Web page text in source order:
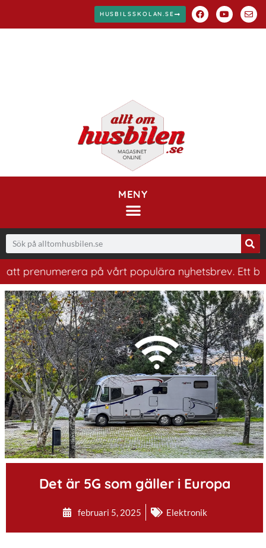
HUSBILSSKOLAN.SE
MENY
på vårt populära nyhetsbrev. Ett bra
.
Det är 5G som gäller i Europa
februari 5, 2025 Elektronik